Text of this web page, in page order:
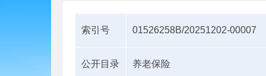
索引号 01526258B/20251202-00007
公开目录 养老保险